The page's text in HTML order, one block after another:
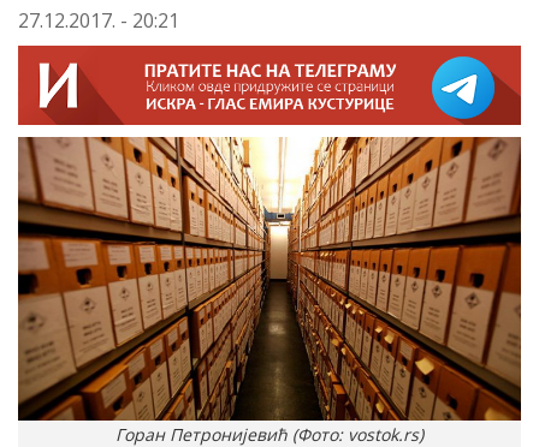
27.12.2017. - 20:21
Горан Петронијевић (Фото: vostok.rs)